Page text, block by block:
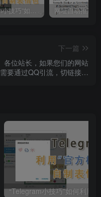
“Telegram小技巧”如何利用官方机器人自制表情包
下一篇
各位站长，如果您们的网站
需要通过QQ引流，切链接经